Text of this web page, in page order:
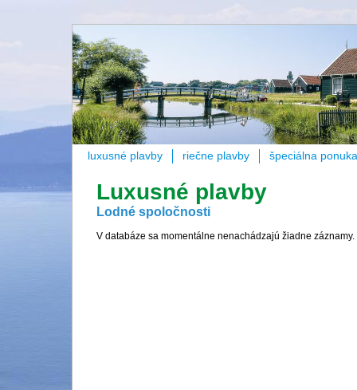
luxusné plavby riečne plavby špeciálna ponuka
Luxusné plavby
Lodné spoločnosti
V databáze sa momentálne nenachádzajú žiadne záznamy.